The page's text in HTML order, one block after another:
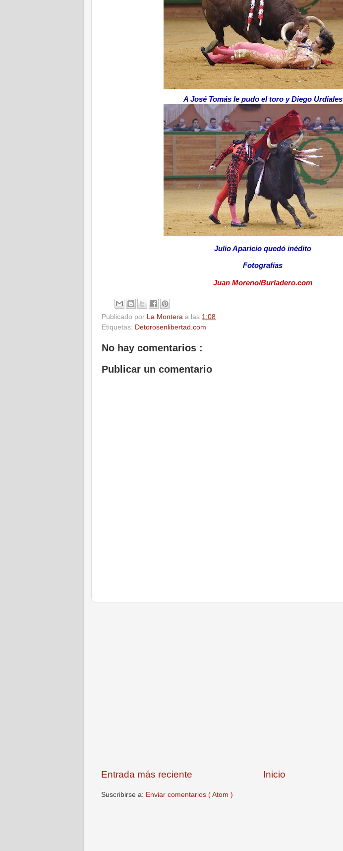
A José Tomás le pudo el toro y Diego Urdiales
Julio Aparicio quedó inédito
Fotografías
Juan Moreno/Burladero.com
Publicado por La Montera a las 1:08
Etiquetas: Detorosenlibertad.com
No hay comentarios :
Publicar un comentario
Entrada más reciente Inicio
Suscribirse a: Enviar comentarios ( Atom )